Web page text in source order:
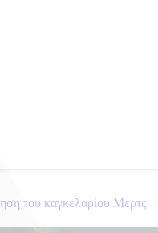
του καγκελαρίου Μερτς